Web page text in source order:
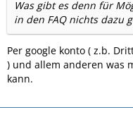
Was gibt es denn für
in den FAQ nichts dazu
Per google konto ( z.b.
) und allem anderen was
kann.